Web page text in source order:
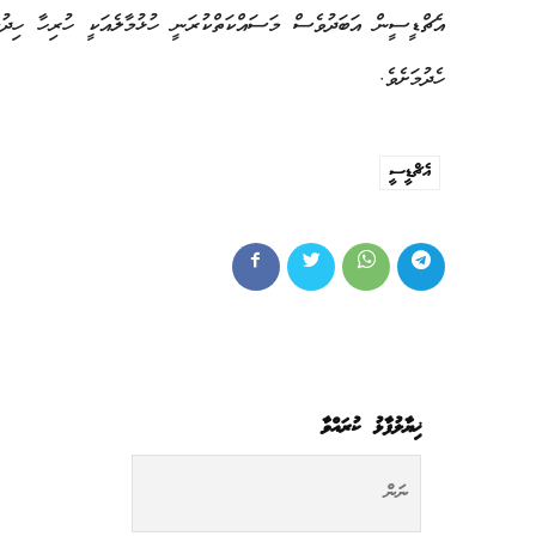
އެޗްޑީސީން އަބަދުވެސް މަސައްކަތްކުރަނީ ހުޅުމާލެއަކީ ހުރިހާ
ހެދުމަށެވެ.
އެޗްޑީސީ
ޚިޔާލުފާޅު ކުރައްވާ